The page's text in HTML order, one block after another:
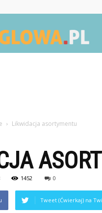
Likwidacja asortymentu
1452 0
Tweet (Ćwierkaj) na